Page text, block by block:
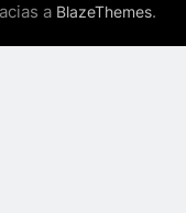
a BlazeThemes.